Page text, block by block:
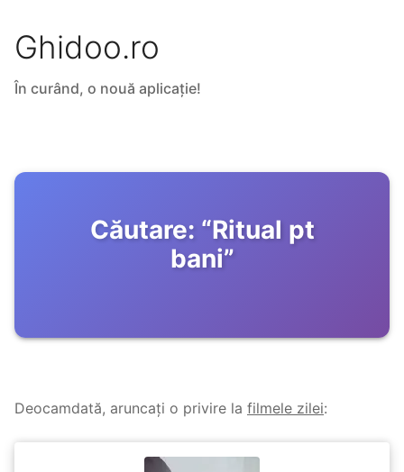
Ghidoo.ro
În curând, o nouă aplicație!
Căutare: “Ritual pt
bani”
Deocamdată, aruncați o privire la filmele zilei: